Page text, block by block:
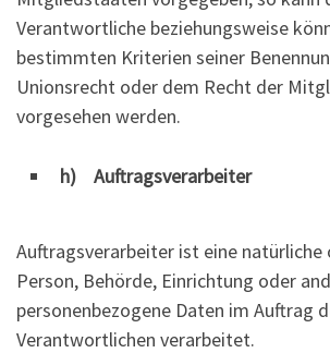
Verantwortliche beziehungsweise
bestimmten Kriterien seiner
Unionsrecht oder dem Recht der
vorgesehen werden.
h) Auftragsverarbeiter
Auftragsverarbeiter ist eine natürliche
Person, Behörde, Einrichtung oder
personenbezogene Daten im Auftrag
Verantwortlichen verarbeitet.